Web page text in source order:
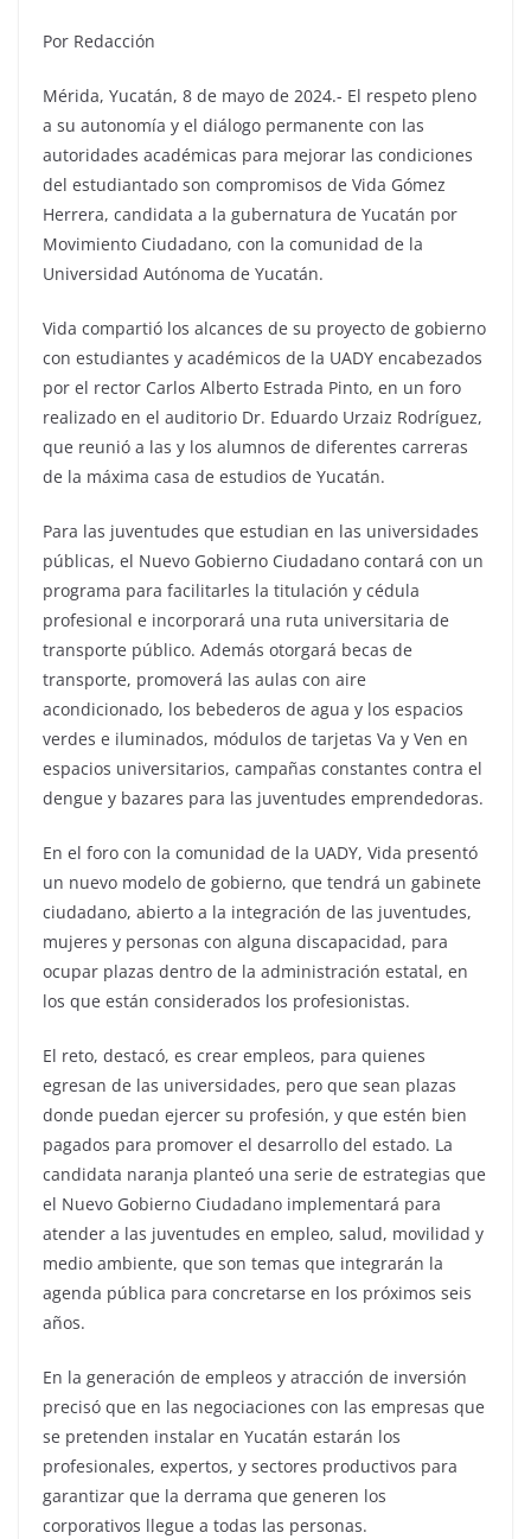
Por Redacción
Mérida, Yucatán, 8 de mayo de 2024.- El respeto pleno
a su autonomía y el diálogo permanente con las
autoridades académicas para mejorar las condiciones
del estudiantado son compromisos de Vida Gómez
Herrera, candidata a la gubernatura de Yucatán por
Movimiento Ciudadano, con la comunidad de la
Universidad Autónoma de Yucatán.
Vida compartió los alcances de su proyecto de gobierno
con estudiantes y académicos de la UADY encabezados
por el rector Carlos Alberto Estrada Pinto, en un foro
realizado en el auditorio Dr. Eduardo Urzaiz Rodríguez,
que reunió a las y los alumnos de diferentes carreras
de la máxima casa de estudios de Yucatán.
Para las juventudes que estudian en las universidades
públicas, el Nuevo Gobierno Ciudadano contará con un
programa para facilitarles la titulación y cédula
profesional e incorporará una ruta universitaria de
transporte público. Además otorgará becas de
transporte, promoverá las aulas con aire
acondicionado, los bebederos de agua y los espacios
verdes e iluminados, módulos de tarjetas Va y Ven en
espacios universitarios, campañas constantes contra el
dengue y bazares para las juventudes emprendedoras.
En el foro con la comunidad de la UADY, Vida presentó
un nuevo modelo de gobierno, que tendrá un gabinete
ciudadano, abierto a la integración de las juventudes,
mujeres y personas con alguna discapacidad, para
ocupar plazas dentro de la administración estatal, en
los que están considerados los profesionistas.
El reto, destacó, es crear empleos, para quienes
egresan de las universidades, pero que sean plazas
donde puedan ejercer su profesión, y que estén bien
pagados para promover el desarrollo del estado. La
candidata naranja planteó una serie de estrategias que
el Nuevo Gobierno Ciudadano implementará para
atender a las juventudes en empleo, salud, movilidad y
medio ambiente, que son temas que integrarán la
agenda pública para concretarse en los próximos seis
años.
En la generación de empleos y atracción de inversión
precisó que en las negociaciones con las empresas que
se pretenden instalar en Yucatán estarán los
profesionales, expertos, y sectores productivos para
garantizar que la derrama que generen los
corporativos llegue a todas las personas.